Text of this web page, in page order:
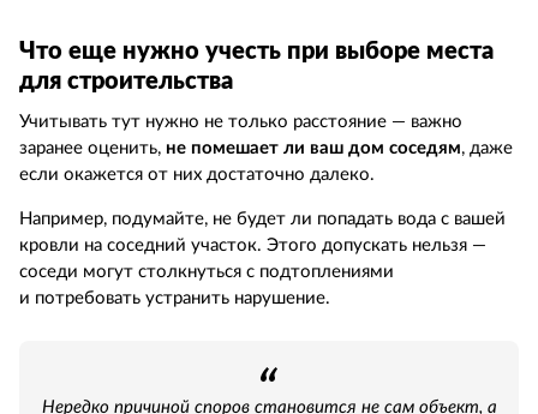
Что еще нужно учесть при выборе места
для строительства
Учитывать тут нужно не только расстояние — важно
заранее оценить, не помешает ли ваш дом соседям, даже
если окажется от них достаточно далеко.
Например, подумайте, не будет ли попадать вода с вашей
кровли на соседний участок. Этого допускать нельзя —
соседи могут столкнуться с подтоплениями
и потребовать устранить нарушение.
Нередко причиной споров становится не сам объект, а